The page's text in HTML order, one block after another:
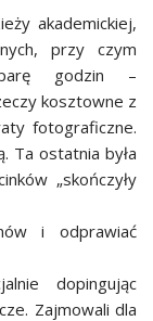
akademickiej,
przy czym
godzin –
kosztowne z
fotograficzne.
Ta ostatnia była
„skończyły
i odprawiać
dopingując
Zajmowali dla